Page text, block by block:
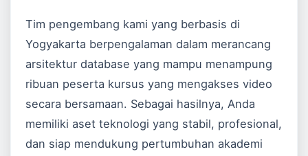
Tim pengembang kami yang berbasis di
Yogyakarta berpengalaman dalam merancang
arsitektur database yang mampu menampung
ribuan peserta kursus yang mengakses video
secara bersamaan. Sebagai hasilnya, Anda
memiliki aset teknologi yang stabil, profesional,
dan siap mendukung pertumbuhan akademi